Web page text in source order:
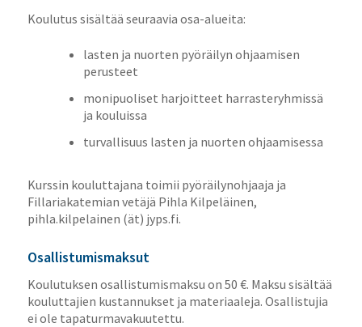
Koulutus sisältää seuraavia osa-alueita:
lasten ja nuorten pyöräilyn ohjaamisen
perusteet
monipuoliset harjoitteet harrasteryhmissä
ja kouluissa
turvallisuus lasten ja nuorten ohjaamisessa
Kurssin kouluttajana toimii pyöräilynohjaaja ja
Fillariakatemian vetäjä Pihla Kilpeläinen,
pihla.kilpelainen (ät) jyps.fi.
Osallistumismaksut
Koulutuksen osallistumismaksu on 50 €. Maksu sisältää
kouluttajien kustannukset ja materiaaleja. Osallistujia
ei ole tapaturmavakuutettu.